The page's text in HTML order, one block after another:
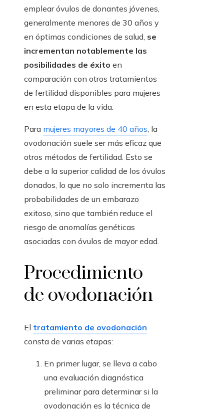
emplear óvulos de donantes jóvenes,
generalmente menores de 30 años y
en óptimas condiciones de salud, se
incrementan notablemente las
posibilidades de éxito en
comparación con otros tratamientos
de fertilidad disponibles para mujeres
en esta etapa de la vida.
Para mujeres mayores de 40 años , la
ovodonación suele ser más eficaz que
otros métodos de fertilidad. Esto se
debe a la superior calidad de los óvulos
donados, lo que no solo incrementa las
probabilidades de un embarazo
exitoso, sino que también reduce el
riesgo de anomalías genéticas
asociadas con óvulos de mayor edad.
Procedimiento
de ovodonación
El tratamiento de ovodonación
consta de varias etapas:
En primer lugar, se lleva a cabo
una evaluación diagnóstica
preliminar para determinar si la
ovodonación es la técnica de